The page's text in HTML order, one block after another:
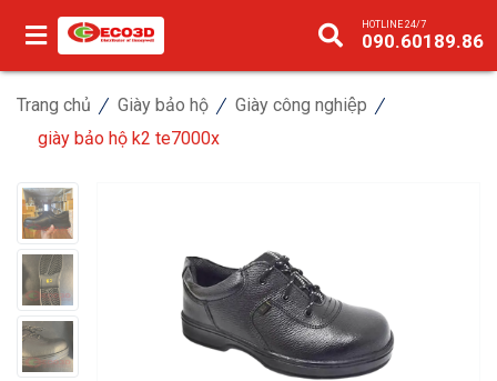
HOTLINE 24/7
090.60189.86
Trang chủ Giày bảo hộ
Giày công nghiệp
giày bảo hộ k2 te7000x